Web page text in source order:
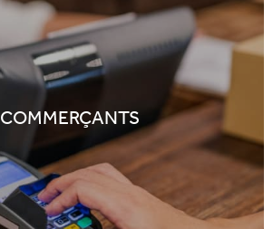
COMMERÇANTS